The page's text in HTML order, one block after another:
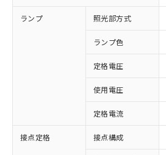
ランプ 照光部方式
ランプ色
定格電圧
使用電圧
定格電流
接点定格 接点構成
※1 対応状況